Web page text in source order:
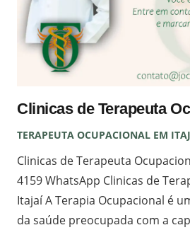
Clinicas de Terapeuta
TERAPEUTA OCUPACIONAL EM
Clinicas de Terapeuta
4159 WhatsApp Clinicas de
Itajaí A Terapia Ocupacional é
da saúde preocupada com a